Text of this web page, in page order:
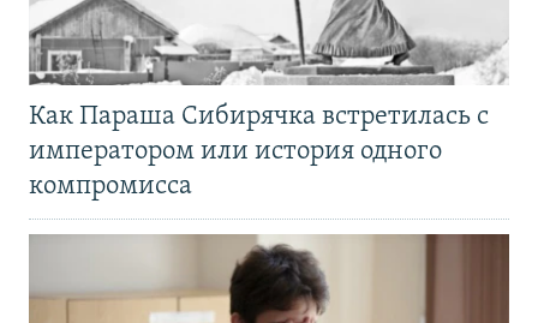
Как Параша Сибирячка встретилась с
императором или история одного
компромисса